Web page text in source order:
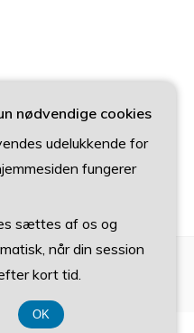
nødvendige cookies
udelukkende for
fungerer
sættes af os og
når din session
kort tid.
OK